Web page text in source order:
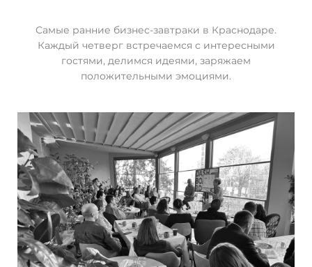
Самые ранние бизнес-завтраки в Краснодаре.
Каждый четверг встречаемся с интересными
гостями, делимся идеями, заряжаем
положительными эмоциями.